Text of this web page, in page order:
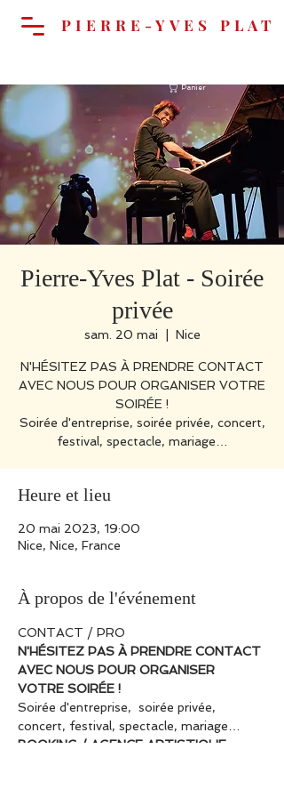
Panier
PIERRE-YVES PLAT
Pierre-Yves Plat - Soirée
privée
sam. 20 mai Nice
N'HÉSITEZ PAS À PRENDRE CONTACT
AVEC NOUS POUR ORGANISER VOTRE
SOIRÉE !
Soirée d'entreprise, soirée privée, concert,
festival, spectacle, mariage…
Heure et lieu
20 mai 2023, 19:00
Nice, Nice, France
À propos de l'événement
CONTACT / PRO
N'HÉSITEZ PAS À PRENDRE CONTACT
AVEC NOUS POUR ORGANISER
VOTRE SOIRÉE !
Soirée d'entreprise,  soirée privée,
concert, festival, spectacle, mariage…
BOOKING / AGENCE ARTISTIQUE